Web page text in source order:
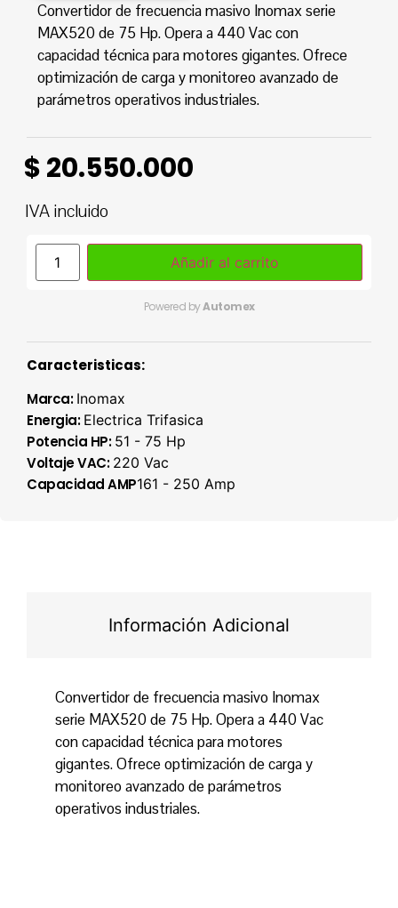
Convertidor de frecuencia masivo Inomax serie
MAX520 de 75 Hp. Opera a 440 Vac con
capacidad técnica para motores gigantes. Ofrece
optimización de carga y monitoreo avanzado de
parámetros operativos industriales.
$20.550.000
IVA incluido
Añadir al carrito
Powered byAutomex
Caracteristicas:
Marca: Inomax
Energia: Electrica Trifasica
Potencia HP: 51 - 75 Hp
Voltaje VAC: 220 Vac
Capacidad AMP161 - 250 Amp
Información Adicional
Convertidor de frecuencia masivo Inomax
serie MAX520 de 75 Hp. Opera a 440 Vac
con capacidad técnica para motores
gigantes. Ofrece optimización de carga y
monitoreo avanzado de parámetros
operativos industriales.